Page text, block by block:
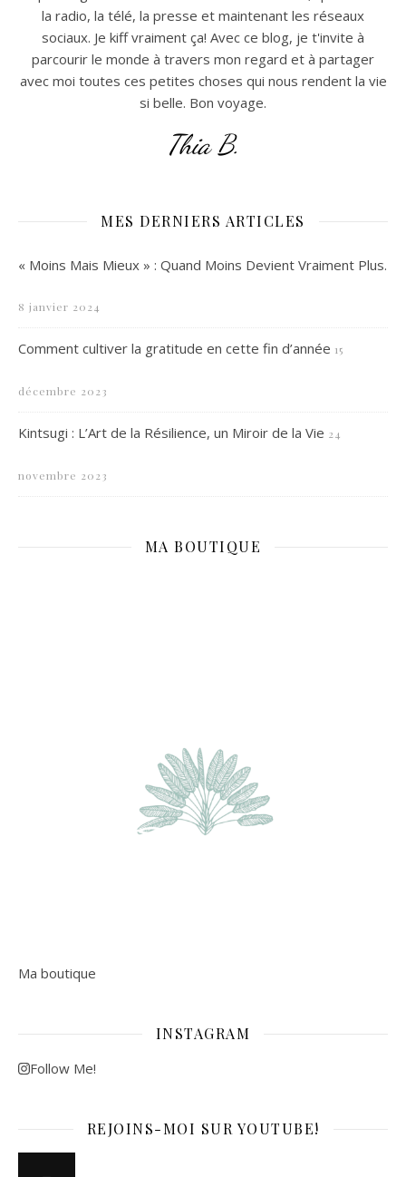
la radio, la télé, la presse et maintenant les réseaux
sociaux. Je kiff vraiment ça! Avec ce blog, je t'invite à
parcourir le monde à travers mon regard et à partager
avec moi toutes ces petites choses qui nous rendent la vie
si belle. Bon voyage.
Thia B.
MES DERNIERS ARTICLES
« Moins Mais Mieux » : Quand Moins Devient Vraiment Plus.
8 janvier 2024
Comment cultiver la gratitude en cette fin d’année 15
décembre 2023
Kintsugi : L’Art de la Résilience, un Miroir de la Vie 24
novembre 2023
MA BOUTIQUE
Ma boutique
INSTAGRAM
Follow Me!
REJOINS-MOI SUR YOUTUBE!